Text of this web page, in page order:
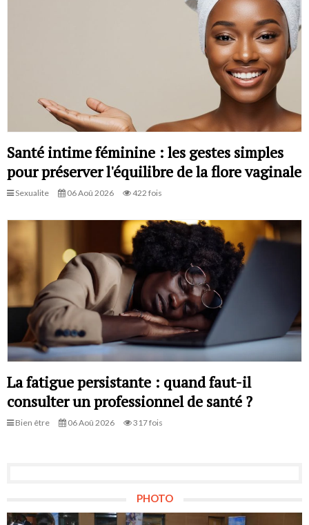
Santé intime féminine : les gestes simples
pour préserver l'équilibre de la flore vaginale
Sexualite 06 Aoû 2026 422 fois
La fatigue persistante : quand faut-il
consulter un professionnel de santé ?
Bien être 06 Aoû 2026 317 fois
PHOTO